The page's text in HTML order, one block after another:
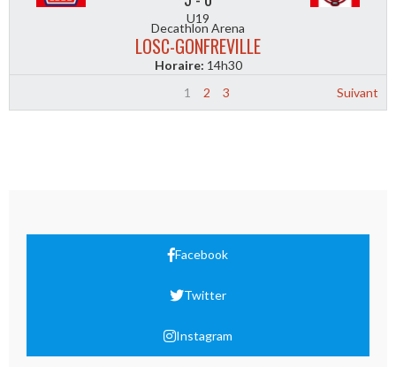
U19
Decathlon Arena
LOSC-GONFREVILLE
Horaire: 14h30
1
2 3 Suivant
Facebook
Twitter
Instagram